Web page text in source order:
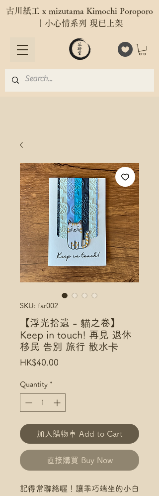
古川紙工 x mizutama Kimochi Poroporo
｜小心情系列 現已上架
SKU: far002
【浮光拾遺 - 貓之卷】
Keep in touch! 再見 退休
移民 告別 旅行 散水卡
HK$40.00
Quantity *
加入購物車 Add to Cart
直接購買 Buy Now
記得常聯絡喔！讓乖巧端坐的小白